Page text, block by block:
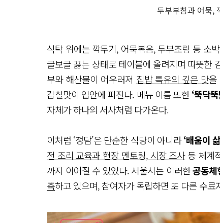
두부부침과 어묵,
식탁 위에는 깍두기, 어묵볶음, 두부조림 등 소
글보글 끓는 상태로 테이블에 올려지며 따뜻한
부와 해산물이 어우러져 집밥 특유의 깊은 맛을
감칠맛이 입안에 퍼진다. 메뉴 이름 또한‘뚝닥
자체가 하나의 서사처럼 다가온다.
이처럼 ‘정담’은 단순한 식당이 아니라‘배움이
전 조리 교육과 현장 멘토링, 시장 조사등 체계
까지 이어질 수 있었다. 서울시는 이러한공동체
축하고 있으며, 참여자가 독립하면 또 다른 수